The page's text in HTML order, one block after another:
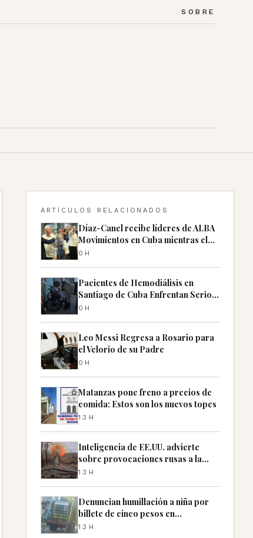
SOBRE
ARTÍCULOS RELACIONADOS
Díaz-Canel recibe líderes de ALBA
Movimientos en Cuba mientras el
país sufre apagones
0H
Pacientes de Hemodiálisis en
Santiago de Cuba Enfrentan Serios
Problemas
0H
Leo Messi Regresa a Rosario para
el Velorio de su Padre
0H
Matanzas pone freno a precios de
comida: Estos son los nuevos topes
13H
Inteligencia de EE.UU. advierte
sobre provocaciones rusas a la
OTAN
13H
Denuncian humillación a niña por
billete de cinco pesos en
Cienfuegos
13H